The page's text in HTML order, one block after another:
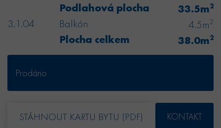
Podlahová plocha 33.5m2
3.1.04 Balkón 4.5m2
Plocha celkem 38.0m2
Prodáno
STÁHNOUT KARTU BYTU (PDF) KONTAKT